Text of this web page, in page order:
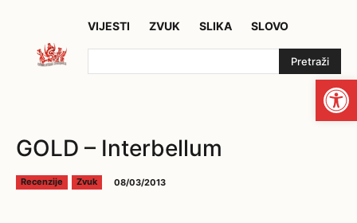
VIJESTI ZVUK SLIKA SLOVO
Pretraži
GOLD – Interbellum
Recenzije Zvuk 08/03/2013